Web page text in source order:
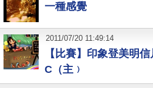
一種感覺
【比賽】印象登美明
C（主﹚
2011/07/20 11:49:14